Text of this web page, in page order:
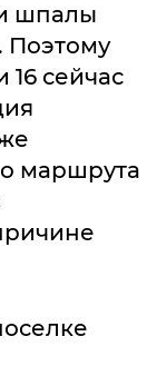
шпалы
Поэтому
сейчас
маршрута